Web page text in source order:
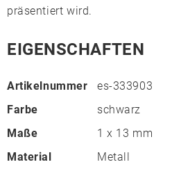
präsentiert wird.
EIGENSCHAFTEN
Artikelnummer
es-333903
Farbe
schwarz
Maße
1 x 13 mm
Material
Metall